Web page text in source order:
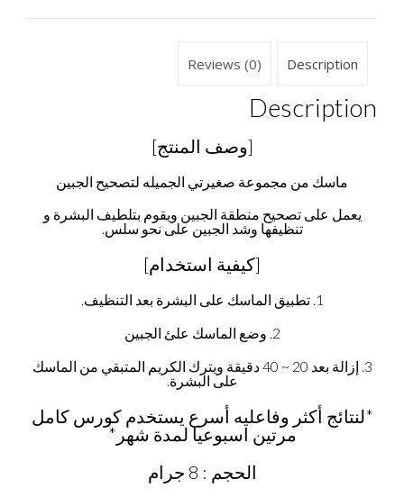
Description
Reviews (0)
Description
[وصف المنتج]
ماسك من مجموعة صغيرتي الجميله لتصحيح الجبين
يعمل على تصحيح منطقة الجبين ويقوم بتلطيف البشرة و
تنظيفها وشد الجبين على نحو سلس.
[كيفية استخدام]
1. تطبيق الماسك على البشرة بعد التنظيف.
2. وضع الماسك علئ الجبين
3. إزالة بعد 20 ~ 40 دقيقة ويترك الكريم المتبقي من الماسك
على البشرة.
*لنتائج أكثر وفاعليه أسرع يستخدم كورس كامل
مرتين اسبوعيا لمدة شهر*
الحجم : 8 جرام